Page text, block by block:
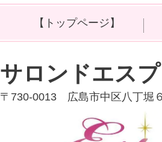
【トップページ】
サロンドエスプ
〒730-0013 広島市中区八丁堀